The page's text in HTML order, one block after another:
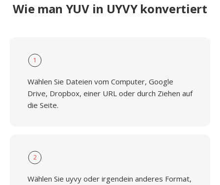
Wie man YUV in UYVY konvertiert
1
Wählen Sie Dateien vom Computer, Google
Drive, Dropbox, einer URL oder durch Ziehen auf
die Seite.
2
Wählen Sie uyvy oder irgendein anderes Format,